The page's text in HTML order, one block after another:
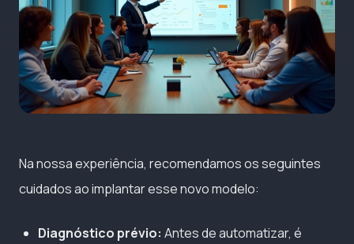
Na nossa experiência, recomendamos os seguintes
cuidados ao implantar esse novo modelo:
Diagnóstico prévio: Antes de automatizar, é